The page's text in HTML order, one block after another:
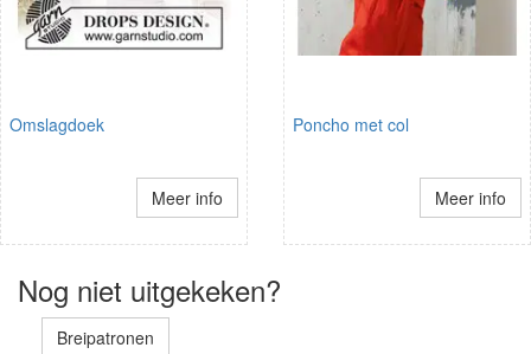
Omslagdoek
Meer info
Poncho met col
Meer info
Nog niet uitgekeken?
Breipatronen